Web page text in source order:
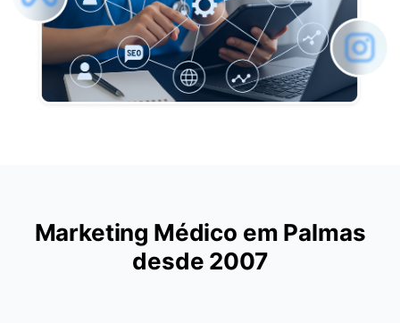
Marketing Médico em Palmas
desde 2007